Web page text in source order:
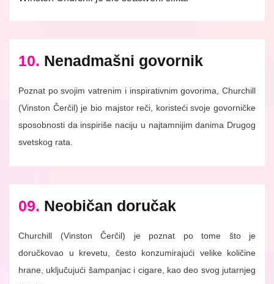
10. Nenadmašni govornik
Poznat po svojim vatrenim i inspirativnim govorima, Churchill
(Vinston Čerčil) je bio majstor reči, koristeći svoje govorničke
sposobnosti da inspiriše naciju u najtamnijim danima Drugog
svetskog rata.
09. Neobičan doručak
Churchill (Vinston Čerčil) je poznat po tome što je
doručkovao u krevetu, često konzumirajući velike količine
hrane, uključujući šampanjac i cigare, kao deo svog jutarnjeg